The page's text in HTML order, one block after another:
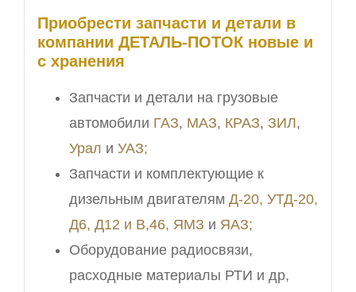
Приобрести запчасти и детали в
компании ДЕТАЛЬ-ПОТОК новые и
с хранения
Запчасти и детали на грузовые
автомобили ГАЗ, МАЗ, КРАЗ, ЗИЛ,
Урал и УАЗ;
Запчасти и комплектующие к
дизельным двигателям Д-20, УТД-20,
Д6, Д12 и В,46, ЯМЗ и ЯАЗ;
Оборудование радиосвязи,
расходные материалы РТИ и др,